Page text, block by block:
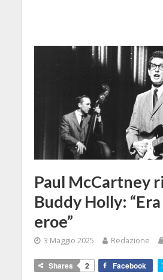
Paul McCartney
Buddy Holly:
eroe”
3 Maggio 2025 Redazione
Shares 2 Facebook